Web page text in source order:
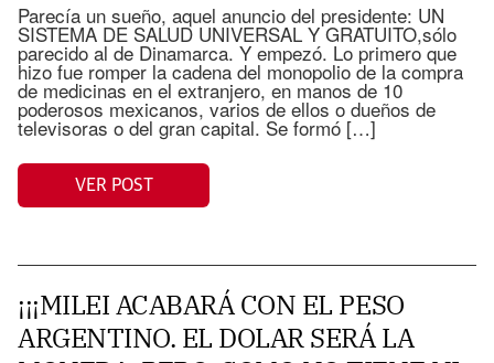
Parecía un sueño, aquel anuncio del presidente: UN
SISTEMA DE SALUD UNIVERSAL Y GRATUITO,sólo
parecido al de Dinamarca. Y empezó. Lo primero que
hizo fue romper la cadena del monopolio de la compra
de medicinas en el extranjero, en manos de 10
poderosos mexicanos, varios de ellos o dueños de
televisoras o del gran capital. Se formó […]
VER POST
¡¡¡MILEI ACABARÁ CON EL PESO
ARGENTINO. EL DOLAR SERÁ LA